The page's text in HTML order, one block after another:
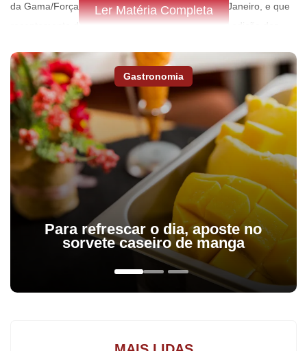
da Gama/Força Aérea Brasileira (FAB), do Rio de Janeiro, e que
recentemente defendeu a Seleção Brasileira na 6ª edição dos
Ler Matéria Completa
Gastronomia
Para refrescar o dia, aposte no
sorvete caseiro de manga